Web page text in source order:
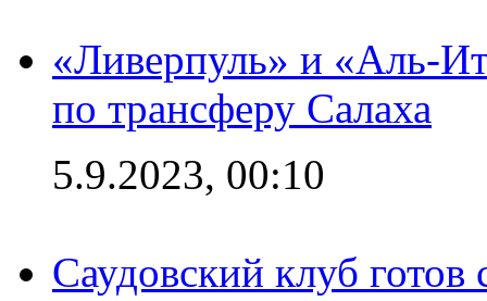
«Ливерпуль» и «Аль-
по трансферу Салаха
5.9.2023, 00:10
Саудовский клуб